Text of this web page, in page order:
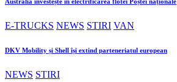
E-TRUCKS NEWS STIRI VAN
DKV Mobility și Shell își extind parteneriatul european
NEWS STIRI